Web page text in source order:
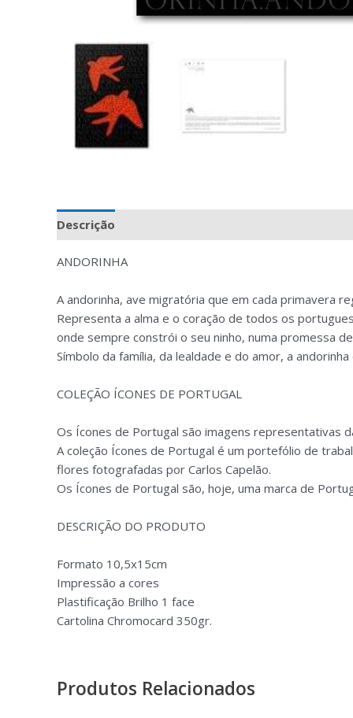
Descrição
ANDORINHA
A andorinha, ave migratória que em cada primavera
Representa a alma e o coração de todos os
onde sempre constrói o seu ninho, numa promessa
Símbolo da família, da lealdade e do amor, a
COLEÇÃO ÍCONES DE PORTUGAL
Os Ícones de Portugal são imagens representativas
A coleção Ícones de Portugal é um portefólio de
flores fotografadas por Carlos Capelão.
Os Ícones de Portugal são, hoje, uma marca de
DESCRIÇÃO DO PRODUTO
Formato 10,5x15cm
Impressão a cores
Plastificação Brilho 1 face
Cartolina Chromocard 350gr.
Produtos Relacionados